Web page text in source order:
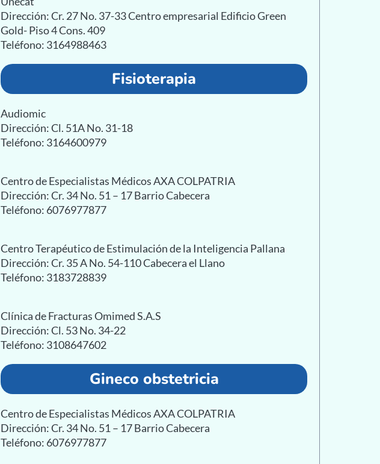
Dirección: Cr. 27 No. 37-33 Centro empresarial Edificio Green
Gold- Piso 4 Cons. 409
Teléfono: 3164988463
Fisioterapia
Audiomic
Dirección: Cl. 51A No. 31-18
Teléfono: 3164600979
Centro de Especialistas Médicos AXA COLPATRIA
Dirección: Cr. 34 No. 51 – 17 Barrio Cabecera
Teléfono: 6076977877
Centro Terapéutico de Estimulación de la Inteligencia Pallana
Dirección: Cr. 35 A No. 54-110 Cabecera el Llano
Teléfono: 3183728839
Clínica de Fracturas Omimed S.A.S
Dirección: Cl. 53 No. 34-22
Teléfono: 3108647602
Gineco obstetricia
Centro de Especialistas Médicos AXA COLPATRIA
Dirección: Cr. 34 No. 51 – 17 Barrio Cabecera
Teléfono: 6076977877